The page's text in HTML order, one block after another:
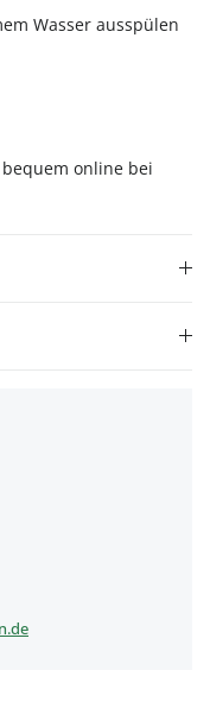
Wasser ausspülen
online bei